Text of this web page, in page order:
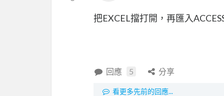
把EXCEL擋打開，再匯入
回應 5 分享
看更多先前的回應...